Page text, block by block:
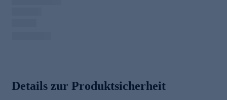
Details zur Produktsicherheit